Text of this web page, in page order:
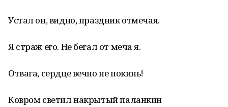
Устал он, видно, праздник отмечая.
Я страж его. Не бегал от меча я.
Отвага, сердце вечно не покинь!
Ковром светил накрытый паланкин